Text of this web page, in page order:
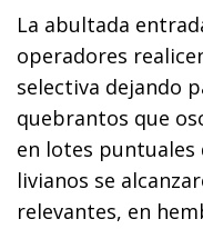
La abultada
operadores
selectiva dejando
quebrantos que
en lotes puntuales
livianos se
relevantes, en